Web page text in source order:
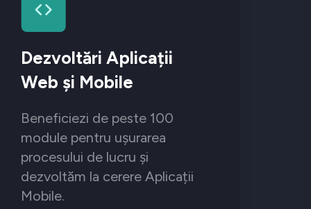
Dezvoltări Aplicații
Web și Mobile
Beneficiezi de peste 100
module pentru ușurarea
procesului de lucru și
dezvoltăm la cerere Aplicații
Mobile.